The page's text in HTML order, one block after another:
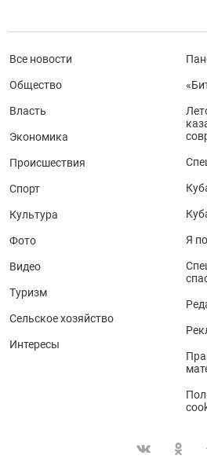
Все новости
Общество
Власть
Экономика
Происшествия
Спорт
Культура
Фото
Видео
Туризм
Сельское хозяйство
Интересы
Я